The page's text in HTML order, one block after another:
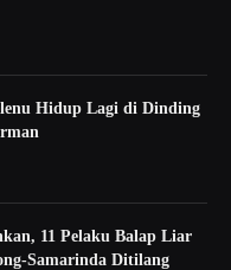
Hidup Lagi di Dinding
11 Pelaku Balap Liar
Samarinda Ditilang